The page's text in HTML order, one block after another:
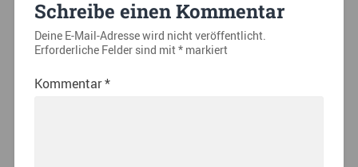
Schreibe einen Kommentar
Deine E-Mail-Adresse wird nicht veröffentlicht.
Erforderliche Felder sind mit*markiert
Kommentar*